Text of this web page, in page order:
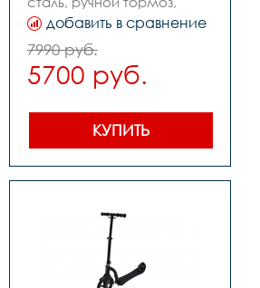
,колеса: 200mm pu,
,подшипники: abec-7, ,вес:
5.70kg,,нагрузка макс:
добавить в сравнение
7990 руб.
5700 руб.
КУПИТЬ